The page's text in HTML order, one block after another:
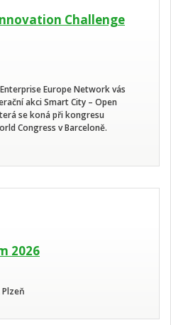
Challenge
Europe Network vás
akci Smart City – Open
se koná při kongresu
Congress v Barceloně.
2026